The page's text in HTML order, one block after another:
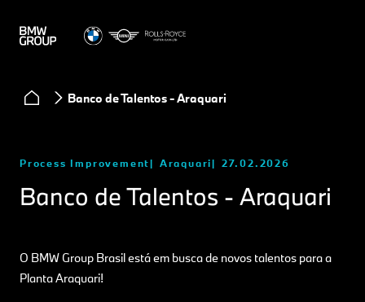
Banco de Talentos - Araquari
Process Improvement Araquari 27.02.2026
Banco de Talentos - Araquari
O BMW Group Brasil está em busca de novos talentos para a
Planta Araquari!